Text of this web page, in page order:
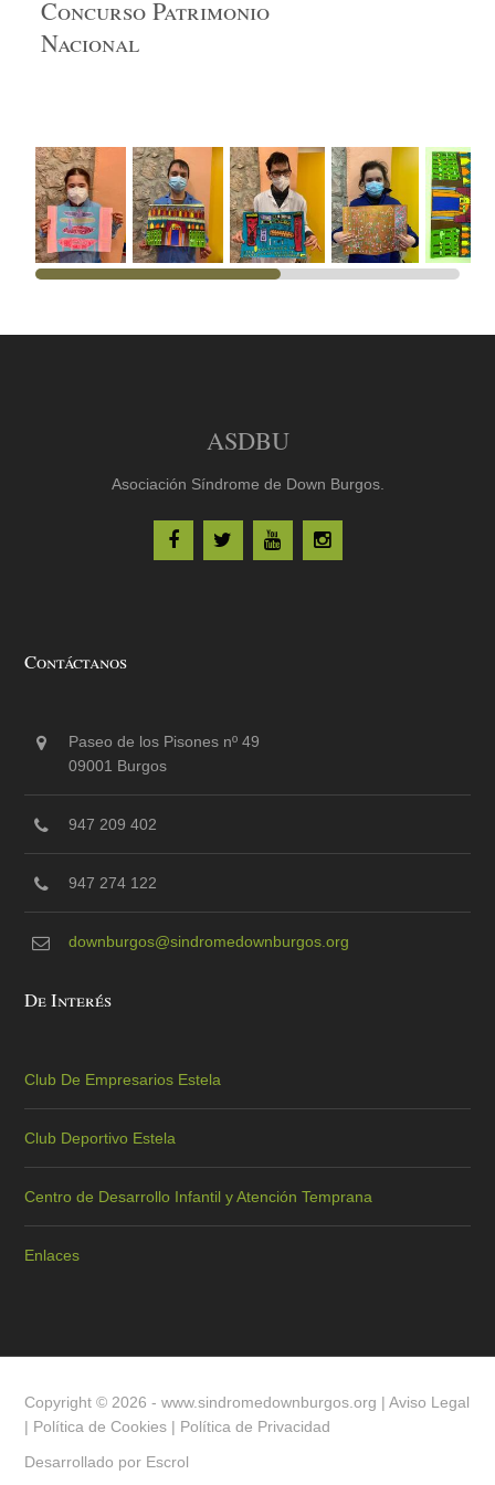
Concurso Patrimonio
Nacional
ASDBU
Asociación Síndrome de Down Burgos.
Contáctanos
Paseo de los Pisones nº 49
09001 Burgos
947 209 402
947 274 122
downburgos@sindromedownburgos.org
De Interés
Club De Empresarios Estela
Club Deportivo Estela
Centro de Desarrollo Infantil y Atención Temprana
Enlaces
Copyright © 2026 -www.sindromedownburgos.org |Aviso Legal
| Política de Cookies | Política de Privacidad
Desarrollado por Escrol